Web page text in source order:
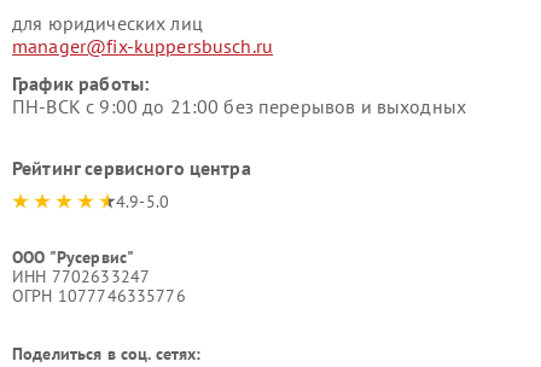
для юридических лиц
manager@fix-kuppersbusch.ru
График работы:
ПН-ВСК с 9:00 до 21:00 без перерывов и выходных
Рейтинг сервисного центра
4.9-5.0
ООО "Русервис"
ИНН 7702633247
ОГРН 1077746335776
Поделиться в соц. сетях: